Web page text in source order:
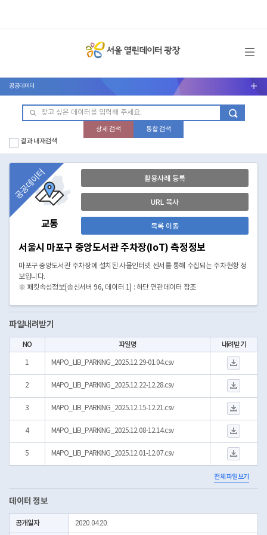
메뉴 열기
공공데이터 서브메뉴 열기
상세 검색
통합 검색
결과 내 재검색
교통
공공데이터 활용사례 등록
URL 복사
목록 이동
서울시 마포구 중앙도서관 주차장(IoT) 측정정보
마포구 중앙도서관 주차장에 설치된 사물인터넷 센서를 통해 수집되는 주차현황 정
보입니다.
※ 패킷속성정보[송신서버 96, 데이터 1] : 하단 연관데이터 참조
파일내려받기
NO 파일명 내려받기
1 MAPO_LIB_PARKING_2025.12.29-01.04.csv
2 MAPO_LIB_PARKING_2025.12.22-12.28.csv
3 MAPO_LIB_PARKING_2025.12.15-12.21.csv
4 MAPO_LIB_PARKING_2025.12.08-12.14.csv
5 MAPO_LIB_PARKING_2025.12.01-12.07.csv
전체 파일보기
데이터 정보
공개일자 2020.04.20.